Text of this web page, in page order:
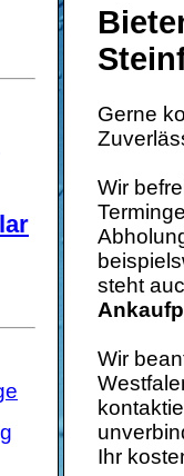
Gerne
Wir
steht
Wir
Ihr